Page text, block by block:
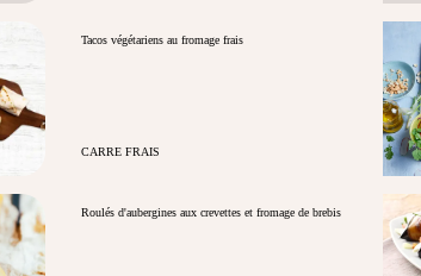
Tacos végétariens au fromage frais
CARRE FRAIS
Roulés d'aubergines aux crevettes et fromage de brebis